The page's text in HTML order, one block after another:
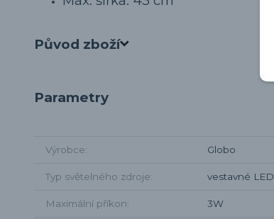
Původ zboží
Parametry
Výrobce Globo
Typ světelného zdroje vestavné LED
Maximální příkon 3W